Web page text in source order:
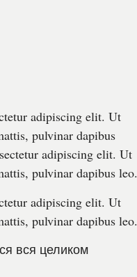
adipiscing elit. Ut
pulvinar dapibus
adipiscing elit. Ut
pulvinar dapibus leo.
adipiscing elit. Ut
pulvinar dapibus leo.
вся целиком